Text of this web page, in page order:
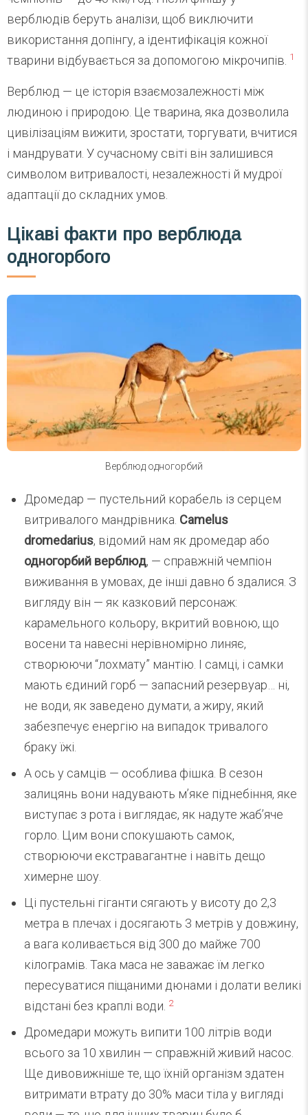
верблюдів беруть аналізи, щоб виключити
використання допінгу, а ідентифікація кожної
тварини відбувається за допомогою мікрочипів. 1
Верблюд — це історія взаємозалежності між
людиною і природою. Це тварина, яка дозволила
цивілізаціям вижити, зростати, торгувати, вчитися
і мандрувати. У сучасному світі він залишився
символом витривалості, незалежності й мудрої
адаптації до складних умов.
Цікаві факти про верблюда
одногорбого
Верблюд одногорбий
Дромедар — пустельний корабель із серцем
витривалого мандрівника. Camelus
dromedarius, відомий нам як дромедар або
одногорбий верблюд, — справжній чемпіон
виживання в умовах, де інші давно б здалися. З
вигляду він — як казковий персонаж:
карамельного кольору, вкритий вовною, що
восени та навесні нерівномірно линяє,
створюючи “лохмату” мантію. І самці, і самки
мають єдиний горб — запасний резервуар… ні,
не води, як заведено думати, а жиру, який
забезпечує енергію на випадок тривалого
браку їжі.
А ось у самців — особлива фішка. В сезон
залицянь вони надувають м’яке піднебіння, яке
виступає з рота і виглядає, як надуте жаб’яче
горло. Цим вони спокушають самок,
створюючи екстравагантне і навіть дещо
химерне шоу.
Ці пустельні гіганти сягають у висоту до 2,3
метра в плечах і досягають 3 метрів у довжину,
а вага коливається від 300 до майже 700
кілограмів. Така маса не заважає їм легко
пересуватися піщаними дюнами і долати великі
відстані без краплі води. 2
Дромедари можуть випити 100 літрів води
всього за 10 хвилин — справжній живий насос.
Ще дивовижніше те, що їхній організм здатен
витримати втрату до 30% маси тіла у вигляді